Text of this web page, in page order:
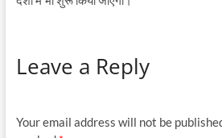
Leave a Reply
Your email address will not be